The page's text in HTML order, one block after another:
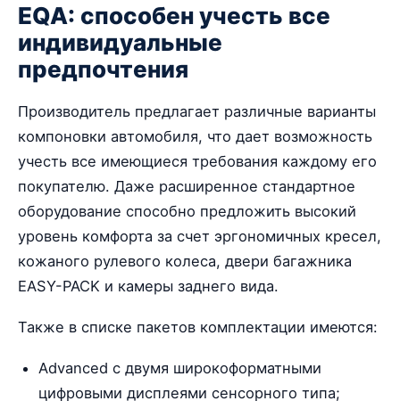
EQA: способен учесть все
индивидуальные
предпочтения
Производитель предлагает различные варианты
компоновки автомобиля, что дает возможность
учесть все имеющиеся требования каждому его
покупателю. Даже расширенное стандартное
оборудование способно предложить высокий
уровень комфорта за счет эргономичных кресел,
кожаного рулевого колеса, двери багажника
EASY-PACK и камеры заднего вида.
Также в списке пакетов комплектации имеются:
Advanced с двумя широкоформатными
цифровыми дисплеями сенсорного типа;